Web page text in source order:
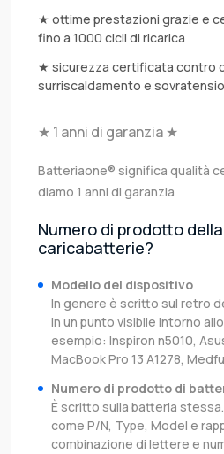
★ ottime prestazioni grazie e
fino a 1000 cicli di ricarica
★ sicurezza certificata contro
surriscaldamento e
★ 1 anni di garanzia ★
Batteriaone® significa qualità
diamo 1 anni di garanzia
Numero di prodotto
caricabatterie?
Modello del dispositivo
In genere è scritto sul retro
in un punto visibile intorno
esempio: Inspiron n5010,
MacBook Pro 13 A1278,
Numero di prodotto di
È scritto sulla batteria
come P/N, Type, Model e
combinazione di lettere e